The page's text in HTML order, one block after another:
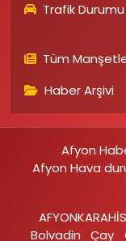
Trafik Durumu
Tüm
Haber Arşivi
Afyon
Afyon Hava
Bolvadin
Çay